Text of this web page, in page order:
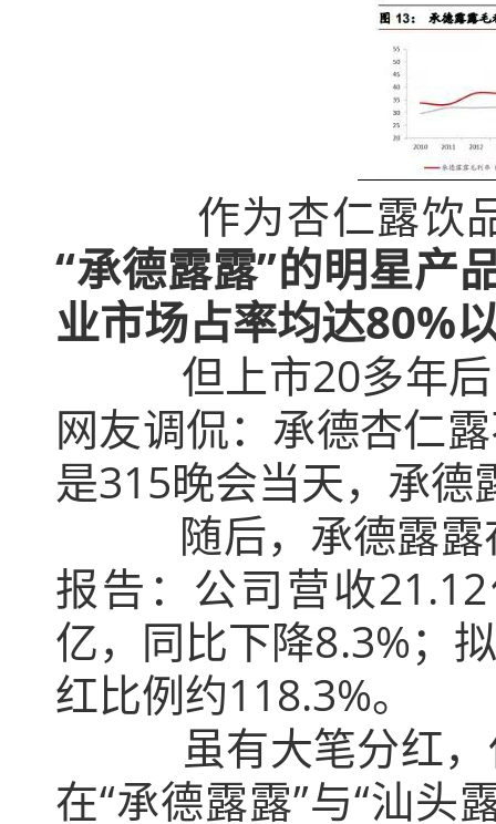
作为杏仁露饮品界
“承德露露”的明星产
业市场占率均达80%
但上市20多年后的
网友调侃：承德杏仁
是315晚会当天，承德
随后，承德露露在
报告：公司营收
亿，同比下降8.3%；
红比例约118.3%。
虽有大笔分红，但
在“承德露露”与“汕头